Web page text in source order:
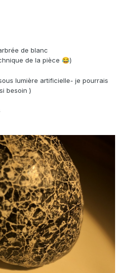
de blanc
de la pièce 😂)
lumière artificielle- je pourrais
besoin )